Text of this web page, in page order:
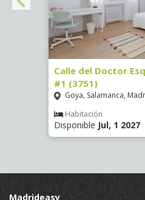
Calle del Doctor
#1 (3751)
Goya, Salamanca,
Habitación
Disponible Jul, 1 2027
Madrideasy